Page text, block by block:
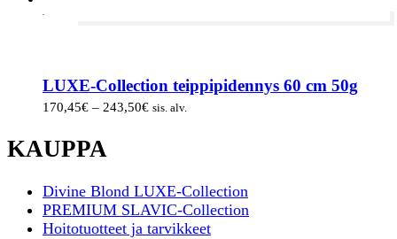
-30%
LUXE-Collection teippipidennys 60 cm 50g
170,45€ – 243,50€Hintaluokka:
sis. alv.
KAUPPA
Divine Blond LUXE-Collection
PREMIUM SLAVIC-Collection
Hoitotuotteet ja tarvikkeet